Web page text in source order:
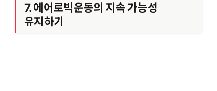
7. 에어로빅운동의 지속 가능성
유지하기